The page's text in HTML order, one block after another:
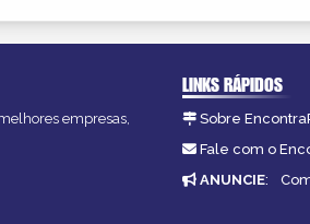
empresas,
LINKS RÁPIDOS
Sobre
Fale com o
ANUNCIE: